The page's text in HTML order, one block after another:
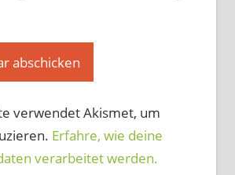
verwendet Akismet, um
Erfahre, wie deine
verarbeitet werden.